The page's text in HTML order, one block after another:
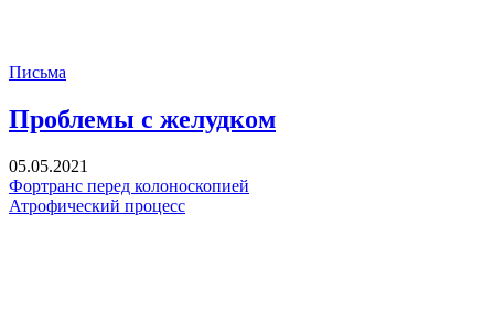
Письма
Проблемы с желудком
05.05.2021
Фортранс перед колоноскопией
Атрофический процесс